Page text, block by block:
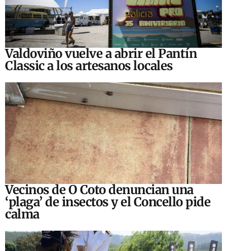
Valdoviño vuelve a abrir el Pantín
Classic a los artesanos locales
Vecinos de O Coto denuncian una
‘plaga’ de insectos y el Concello pide
calma